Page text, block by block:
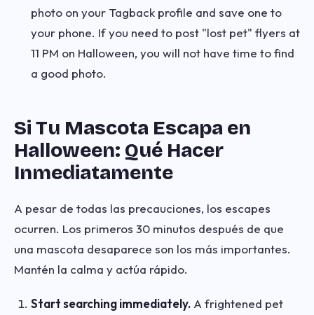
photo on your Tagback profile and save one to
your phone. If you need to post "lost pet" flyers at
11 PM on Halloween, you will not have time to find
a good photo.
Si Tu Mascota Escapa en
Halloween: Qué Hacer
Inmediatamente
A pesar de todas las precauciones, los escapes
ocurren. Los primeros 30 minutos después de que
una mascota desaparece son los más importantes.
Mantén la calma y actúa rápido.
Start searching immediately. A frightened pet